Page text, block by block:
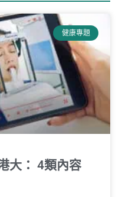
健康專題
大： 4類內容